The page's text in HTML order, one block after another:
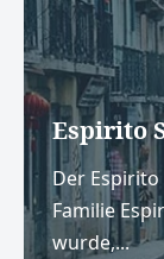
Espirito
Der
Familie
wurde,...